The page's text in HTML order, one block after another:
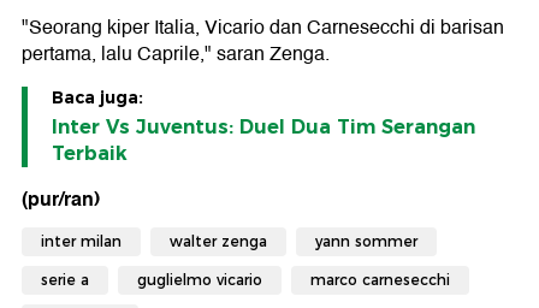
"Seorang kiper Italia, Vicario dan Carnesecchi di barisan
pertama, lalu Caprile," saran Zenga.
Baca juga:
Inter Vs Juventus: Duel Dua Tim Serangan
Terbaik
(pur/ran)
inter milan walter zenga yann sommer
serie a guglielmo vicario marco carnesecchi